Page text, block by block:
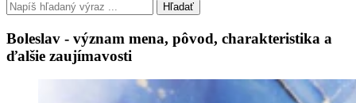
Hľadať
Boleslav - význam mena, pôvod, charakteristika a
ďalšie zaujímavosti